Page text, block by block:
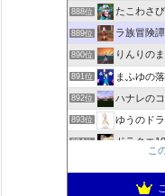
888位 たこわさ
889位 ラ族冒険譚
890位 りんりの
891位 まふゆの
892位 ハナレの
893位 ゆうのド
894位 ドラクエ
もきゅブロ
こ